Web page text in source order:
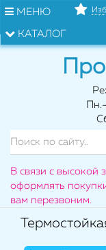
МЕНЮ
КАТАЛОГ
В связи с высокой
оформлять
вам перезвоним.